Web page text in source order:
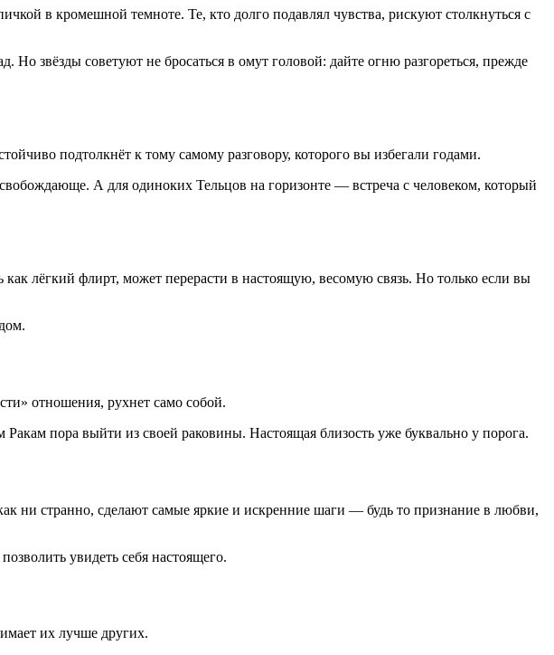
в кромешной темноте. Те, кто долго подавлял чувства, рискуют столкнуться с
звёзды советуют не бросаться в омут головой: дайте огню разгореться, прежде
подтолкнёт к тому самому разговору, которого вы избегали годами.
А для одиноких Тельцов на горизонте — встреча с человеком, который
лёгкий флирт, может перерасти в настоящую, весомую связь. Но только если вы
отношения, рухнет само собой.
пора выйти из своей раковины. Настоящая близость уже буквально у порога.
ни странно, сделают самые яркие и искренние шаги — будь то признание в любви,
увидеть себя настоящего.
их лучше других.